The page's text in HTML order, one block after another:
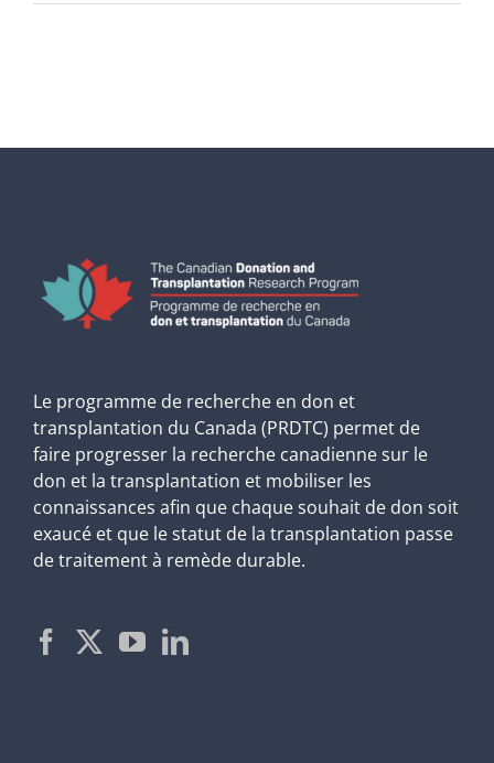
Le programme de recherche en don et
transplantation du Canada (PRDTC) permet de
faire progresser la recherche canadienne sur le
don et la transplantation et mobiliser les
connaissances afin que chaque souhait de don soit
exaucé et que le statut de la transplantation passe
de traitement à remède durable.